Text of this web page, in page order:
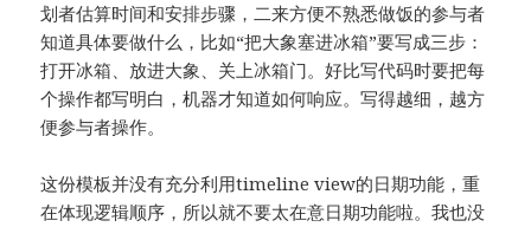
划者估算时间和安排步骤，二来方便不熟悉做饭的参与者
知道具体要做什么，比如“把大象塞进冰箱”要写成三步：
打开冰箱、放进大象、关上冰箱门。好比写代码时要把每
个操作都写明白，机器才知道如何响应。写得越细，越方
便参与者操作。
这份模板并没有充分利用timeline view的日期功能，重
在体现逻辑顺序，所以就不要太在意日期功能啦。我也没